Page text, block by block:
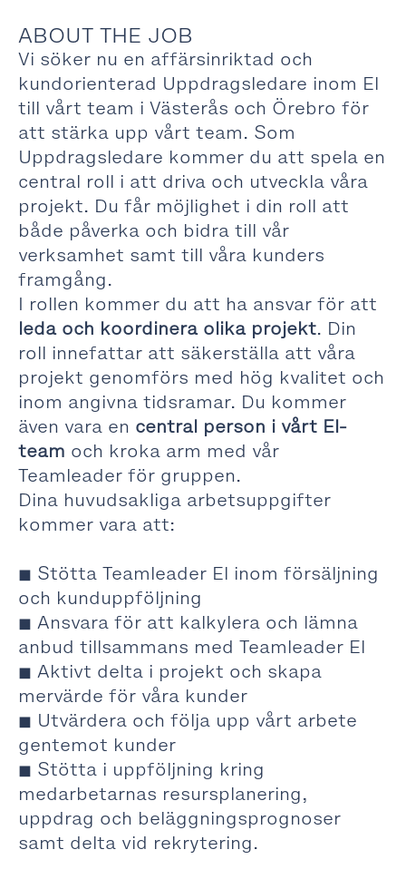
ABOUT THE JOB
Vi söker nu en affärsinriktad och
kundorienterad Uppdragsledare inom El
till vårt team i Västerås och Örebro för
att stärka upp vårt team. Som
Uppdragsledare kommer du att spela en
central roll i att driva och utveckla våra
projekt. Du får möjlighet i din roll att
både påverka och bidra till vår
verksamhet samt till våra kunders
framgång.
I rollen kommer du att ha ansvar för att
leda och koordinera olika projekt. Din
roll innefattar att säkerställa att våra
projekt genomförs med hög kvalitet och
inom angivna tidsramar. Du kommer
även vara en central person i vårt El-
team och kroka arm med vår
Teamleader för gruppen.
Dina huvudsakliga arbetsuppgifter
kommer vara att:
◼ Stötta Teamleader El inom försäljning
och kunduppföljning
◼ Ansvara för att kalkylera och lämna
anbud tillsammans med Teamleader El
◼ Aktivt delta i projekt och skapa
mervärde för våra kunder
◼ Utvärdera och följa upp vårt arbete
gentemot kunder
◼ Stötta i uppföljning kring
medarbetarnas resursplanering,
uppdrag och beläggningsprognoser
samt delta vid rekrytering.